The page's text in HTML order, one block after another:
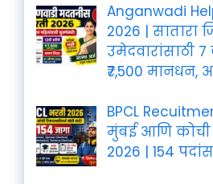
Anganwadi
2026 | सातारा
उमेदवारांसाठी 7
₹7,500 मानधन,
BPCL
मुंबई आणि कोची
2026 | 154